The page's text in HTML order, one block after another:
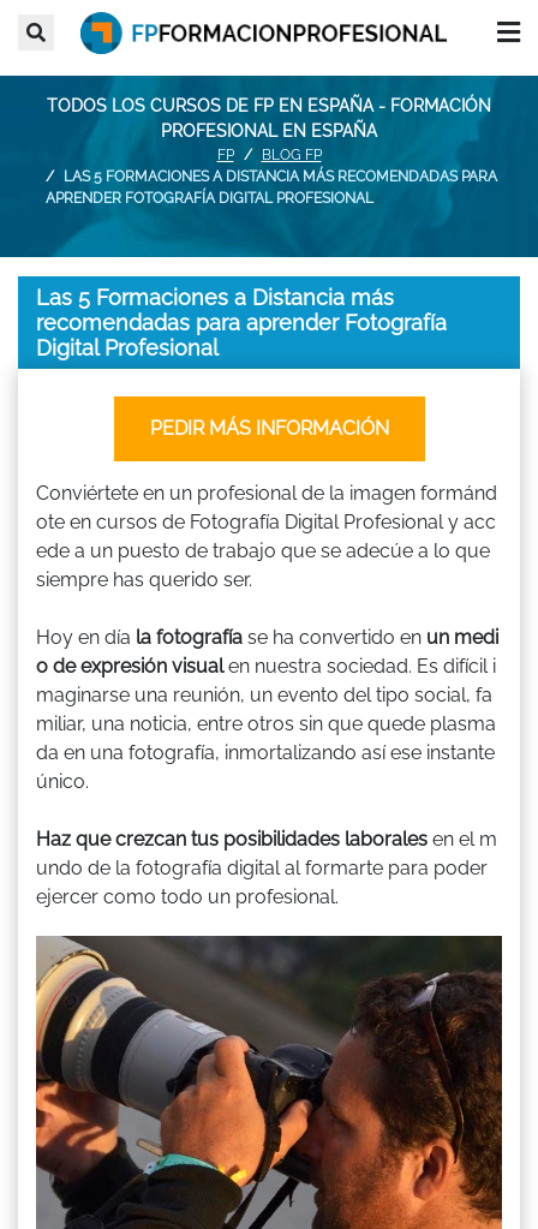
TODOS LOS CURSOS DE FP EN ESPAÑA - FORMACIÓN
PROFESIONAL EN ESPAÑA
FP
BLOG FP
LAS 5 FORMACIONES A DISTANCIA MÁS RECOMENDADAS PARA
APRENDER FOTOGRAFÍA DIGITAL PROFESIONAL
Las 5 Formaciones a Distancia más
recomendadas para aprender Fotografía
Digital Profesional
PEDIR MÁS INFORMACIÓN
Conviértete en un profesional de la imagen formánd
ote en cursos de Fotografía Digital Profesional y acc
ede a un puesto de trabajo que se adecúe a lo que
siempre has querido ser.
Hoy en día la fotografía se ha convertido en un medi
o de expresión visualen nuestra sociedad. Es difícil i
maginarse una reunión, un evento del tipo social, fa
miliar, una noticia, entre otros sin que quede plasma
da en una fotografía, inmortalizando así ese instante
único.
Haz que crezcan tus posibilidades laborales en el m
undo de la fotografía digital al formarte para poder
ejercer como todo un profesional.